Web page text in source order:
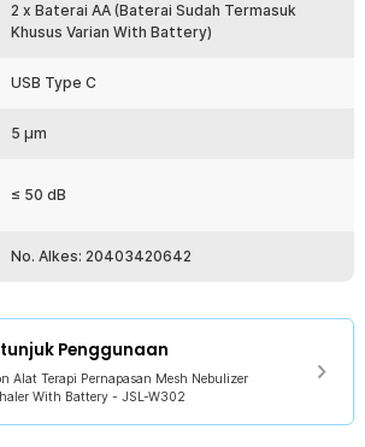
untuk pembelian produk ini:
Terapi Pernapasan Mesh Nebulizer Portable
2000 mAh (Khusus Varian With Battery)
2 x Baterai AA (Baterai Sudah Termasuk
Khusus Varian With Battery)
USB Type C
5 μm
≤ 50 dB
No. Alkes: 20403420642
Penggunaan
Alat Terapi Pernapasan Mesh Nebulizer
With Battery - JSL-W302